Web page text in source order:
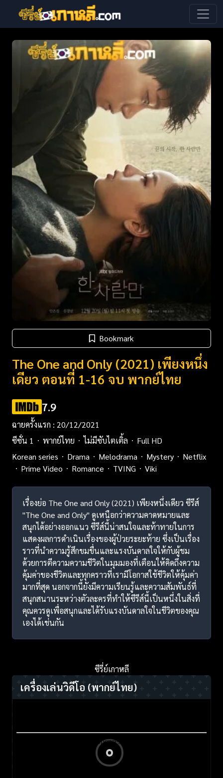
Bookmark
The One and Only (2021) เพียงหนึ่ง
เดียว ตอนที่ 1-16 จบ พากย์ไทย
7.9
ฉายครั้งแรก : 20/12/2021
ซีซั่น 1
พากย์ไทย ไม่มีซับไตเติ้ล
Full HD
Korean series
Drama Melodrama Mystery
Netflix
Prime Video
Romance TVING Viki
เรื่องย่อ The One and Only (2021) เพียงหนึ่งเดียว ซีรีส์
"The One and Only" ดูเหนือกว่าความคาดหมายและ
สนุกได้อย่างออกแนว ซีรีส์นี้น่าสนใจและท้าทายในการ
แสดงผลการดำเนินเรื่องของผู้ป่วยระยะท้าย ซึ่งเป็นเรื่อง
ราวที่นำความรู้สึกขมขื่นและแรงบันดาลใจให้กับผู้ชม
ด้วยการตีความความชีวิตในมุมมองที่เตือนให้คิดถึงความ
คุ้มค่าของชีวิตและทุกคราวที่เรามีโอกาสใช้ชีวิตให้คุ้มค่า
มากที่สุด นอกจากนี้ยังมีความเรียนรู้และความสัมพันธ์ที่
สนุกสนานระหว่างตัวละครที่ทำให้ซีรีส์นี้เป็นหนึ่งในสิ่งที่
คุณควรดูเพื่อสนุกและได้รับแรงบันดาลใจในชีวิตของคุณ
เองได้เช่นกัน
ซีรี่ย์เกาหลี
เครื่องเล่นวิดีโอ (พากย์ไทย)